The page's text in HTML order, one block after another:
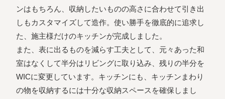
ンはもちろん、収納したいものの高さに合わせて引き出
しもカスタマイズして造作。使い勝手を徹底的に追求し
た、施主様だけのキッチンが完成しました。
また、表に出るものを減らす工夫として、元々あった和
室はなくして半分はリビングに取り込み、残りの半分を
WICに変更しています。キッチンにも、キッチンまわり
の物を収納するには十分な収納スペースを確保しまし